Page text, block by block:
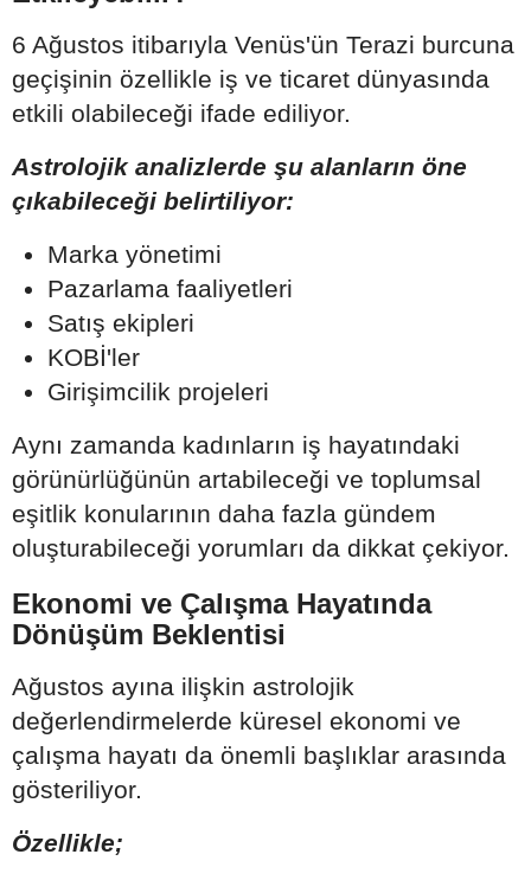
6 Ağustos itibarıyla Venüs'ün Terazi burcuna
geçişinin özellikle iş ve ticaret dünyasında
etkili olabileceği ifade ediliyor.
Astrolojik analizlerde şu alanların öne
çıkabileceği belirtiliyor:
Marka yönetimi
Pazarlama faaliyetleri
Satış ekipleri
KOBİ'ler
Girişimcilik projeleri
Aynı zamanda kadınların iş hayatındaki
görünürlüğünün artabileceği ve toplumsal
eşitlik konularının daha fazla gündem
oluşturabileceği yorumları da dikkat çekiyor.
Ekonomi ve Çalışma Hayatında
Dönüşüm Beklentisi
Ağustos ayına ilişkin astrolojik
değerlendirmelerde küresel ekonomi ve
çalışma hayatı da önemli başlıklar arasında
gösteriliyor.
Özellikle;